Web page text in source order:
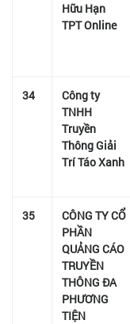
Hữu Hạn
TPT Online
34
Công ty
TNHH
Truyền
Thông Giải
Trí Táo Xanh
35
CÔNG TY CỔ
PHẦN
QUẢNG CÁO
TRUYỀN
THÔNG ĐA
PHƯƠNG
TIỆN